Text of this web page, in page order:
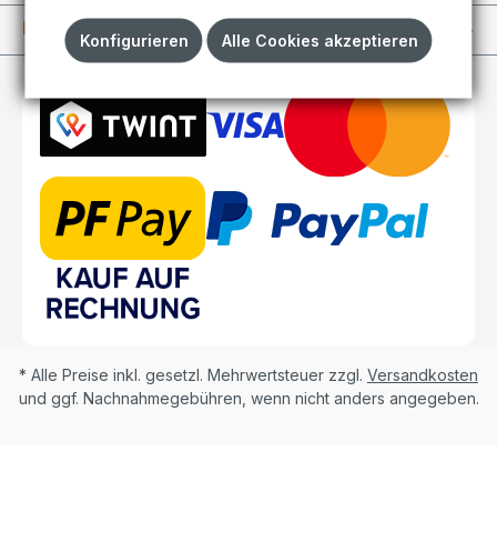
Kundenkonto
* Alle Preise inkl. gesetzl. Mehrwertsteuer zzgl. Versandkosten
und ggf. Nachnahmegebühren, wenn nicht anders angegeben.
Konfigurieren Alle Cookies akzeptieren